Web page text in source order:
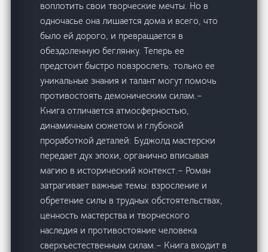
воплотить свои творческие мечты. Но в
одночасье она лишается дома и всего, что
было ей дорого, и превращается в
обездоленную беглянку. Теперь ее
предстоит быстро повзрослеть: только ее
уникальные знания и талант могут помочь
противостоять демоническим силам.–
Книга отличается атмосферностью,
динамичным сюжетом и глубокой
проработкой деталей: Буджолд мастерски
передает дух эпохи, органично вписывая
магию в исторический контекст.– Роман
затрагивает важные темы: взросление и
обретение силы в трудных обстоятельствах,
ценность мастерства и творческого
наследия и противостояние человека
сверхъестественным силам.– Книга входит в